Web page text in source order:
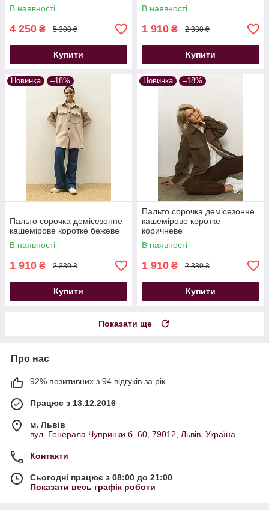
В наявності
4 250 ₴ 5 300 ₴
Купити
В наявності
1 910 ₴ 2 330 ₴
Купити
Новинка –18%
Пальто сорочка демісезонне
кашемірове коротке бежеве
В наявності
1 910 ₴ 2 330 ₴
Купити
Новинка –18%
Пальто сорочка демісезонне
кашемірове коротке
коричневе
В наявності
1 910 ₴ 2 330 ₴
Купити
Показати ще
Про нас
92% позитивних з 94 відгуків за рік
Працює з 13.12.2016
м. Львів
вул. Генерала Чупринки б. 60, 79012, Львів, Україна
Контакти
Сьогодні працює з 08:00 до 21:00
Показати весь графік роботи